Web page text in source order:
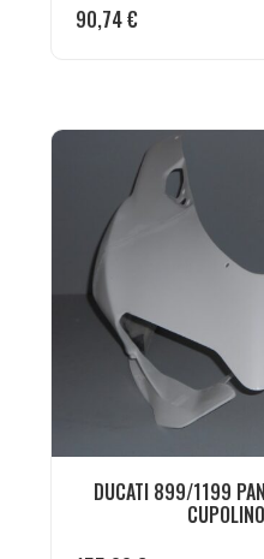
90,74€
DUCATI 899/1199